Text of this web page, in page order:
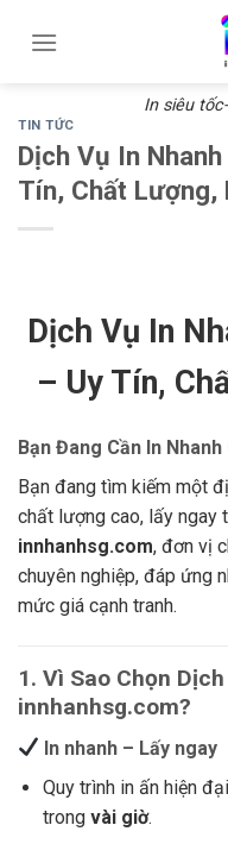
In siêu
TIN TỨC
Dịch Vụ In
Tín, Chất Lượng,
Dịch Vụ In
– Uy Tín,
Bạn Đang Cần In Nhanh
Bạn đang tìm kiếm một
chất lượng cao, lấy ngay
innhanhsg.com, đơn vị
chuyên nghiệp, đáp ứng
mức giá cạnh tranh.
1. Vì Sao Chọn
innhanhsg.com?
In nhanh – Lấy ngay
Quy trình in ấn hiện
trong vài giờ.